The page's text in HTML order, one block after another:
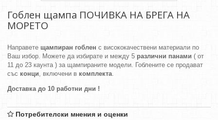
Гоблен щампа ПОЧИВКА НА БРЕГА НА
МОРЕТО
Направете щампиран гоблен с висококачествени материали по
Ваш избор. Можете да избирате и между 5 различни панами ( от
11 до 23 каунта ) за щампираните модели. Гоблените се продават
със конци, включени в комплекта.
Доставка до 10 работни дни !
Потребителски мнения и оценки